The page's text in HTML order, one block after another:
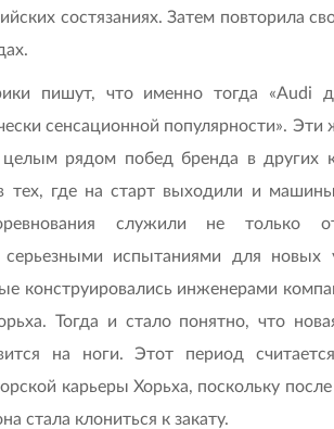
состязаниях. Затем повторила
пишут, что именно тогда «Audi
сенсационной популярности». Эти
целым рядом побед бренда в других
тех, где на старт выходили и
служили не только
испытаниями для новых
конструировались инженерами
Тогда и стало понятно, что
на ноги. Этот период
карьеры Хорьха, поскольку
стала клониться к закату.